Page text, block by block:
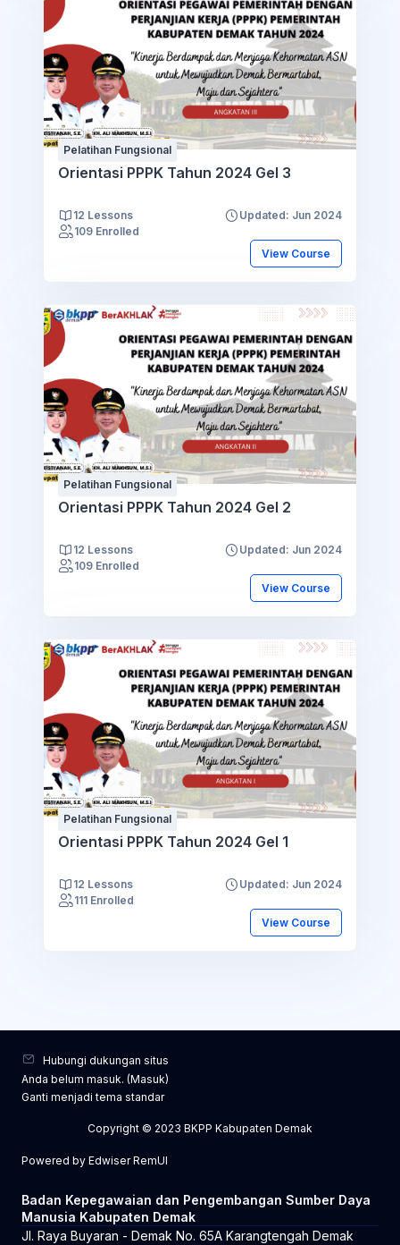
Pelatihan Fungsional
Orientasi PPPK Tahun 2024 Gel 3
12 Lessons
Updated: Jun 2024
109 Enrolled
View Course
Pelatihan Fungsional
Orientasi PPPK Tahun 2024 Gel 2
12 Lessons
Updated: Jun 2024
109 Enrolled
View Course
Pelatihan Fungsional
Orientasi PPPK Tahun 2024 Gel 1
12 Lessons
Updated: Jun 2024
111 Enrolled
View Course
Hubungi dukungan situs
Anda belum masuk. (Masuk)
Ganti menjadi tema standar
Copyright © 2023 BKPP Kabupaten Demak
Powered by Edwiser RemUI
Badan Kepegawaian dan Pengembangan Sumber Daya
Manusia Kabupaten Demak
Jl. Raya Buyaran - Demak No. 65A Karangtengah Demak